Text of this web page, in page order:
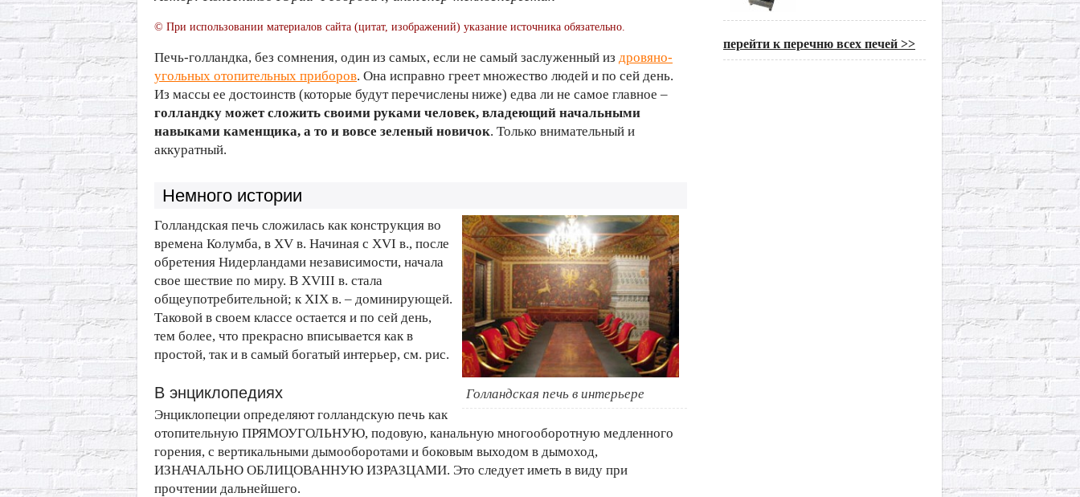
перейти к перечню всех печей >>
© При использовании материалов сайта (цитат, изображений) указание источника обязательно.
Печь-голландка, без сомнения, один из самых, если не самый заслуженный из дровяно-
угольных отопительных приборов. Она исправно греет множество людей и по сей день.
Из массы ее достоинств (которые будут перечислены ниже) едва ли не самое главное –
голландку может сложить своими руками человек, владеющий начальными
навыками каменщика, а то и вовсе зеленый новичок. Только внимательный и
аккуратный.
Немного истории
Голландская печь в интерьере
Голландская печь сложилась как конструкция во
времена Колумба, в XV в. Начиная с XVI в., после
обретения Нидерландами независимости, начала
свое шествие по миру. В XVIII в. стала
общеупотребительной; к XIX в. – доминирующей.
Таковой в своем классе остается и по сей день,
тем более, что прекрасно вписывается как в
простой, так и в самый богатый интерьер, см. рис.
В энциклопедиях
Энциклопеции определяют голландскую печь как
отопительную ПРЯМОУГОЛЬНУЮ, подовую, канальную многооборотную медленного
горения, с вертикальными дымооборотами и боковым выходом в дымоход,
ИЗНАЧАЛЬНО ОБЛИЦОВАННУЮ ИЗРАЗЦАМИ. Это следует иметь в виду при
прочтении дальнейшего.